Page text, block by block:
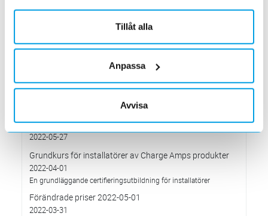
Tillåt alla
Anpassa
Avvisa
Höjd distributionsavgift från 3:e januari 2023
Förändrade priser 2022-10-04
Välkommen till våra nya lokaler i Södertälje
Den 1 juni har vi ny adress i Södertälje
Förändrade priser 2022-06-30
2022-05-27
Grundkurs för installatörer av Charge Amps produkter
2022-04-01
En grundläggande certifieringsutbildning för installatörer
Förändrade priser 2022-05-01
2022-03-31